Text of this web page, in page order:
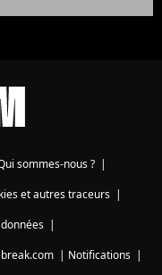
sommes-nous ? |
et autres traceurs|
|
| Notifications |